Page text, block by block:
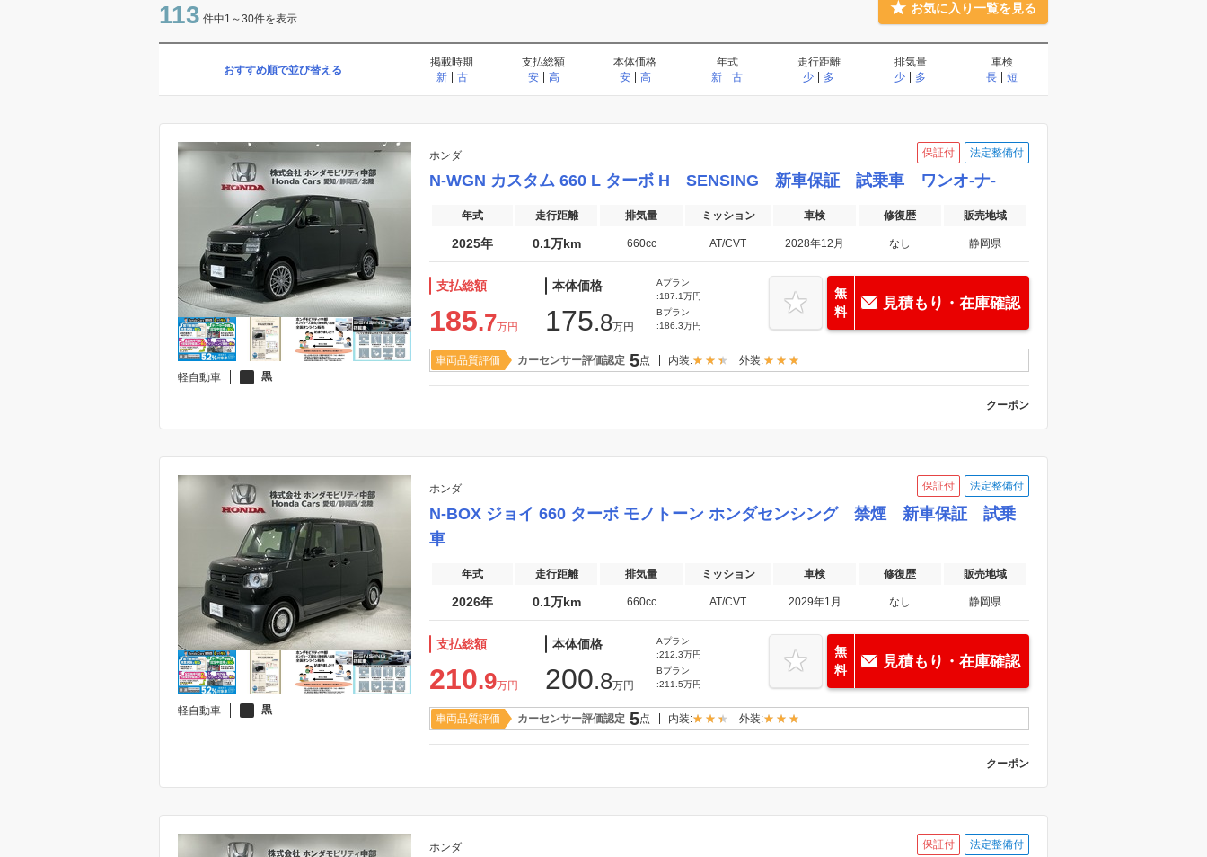
キーレスエントリー スマートキー パワーウィンドウ パワステ エアコン・クーラー
Wエアコン ディスチャージドランプ LEDヘッドライト 盗難防止装置
ABS 衝突被害軽減ブレーキ クルーズコントロール パーキングアシスト 横滑り防止装置
障害物センサー
フロントカメラ サイドカメラ
（360度カメラ）
シート関連
フルフラットシート 3列シート ウォークスルー シートヒーター
本革シート ベンチシート 電動シート
環境整備 アイドリングストップ エコカー減税対象車
その他
未登録車 登録(届出)済未使用車
113 件中1～30件を表示
お気に入り一覧を見る
おすすめ順で並び替える
掲載時期
新
古
支払総額
安
高
本体価格
安
高
年式
新
古
走行距離
少
多
排気量
少
多
車検
長
短
軽自動車 黒
ホンダ 保証付 法定整備付
N-WGN カスタム 660 L ターボ H SENSING 新車保証 試乗車 ワンオ-ナ-
年式 走行距離 排気量 ミッション 車検 修復歴 販売地域
2025年 0.1万km 660cc AT/CVT 2028年12月 なし 静岡県
支払総額
185.7万円
本体価格
175.8万円
Aプラン
:187.1万円
Bプラン
:186.3万円
無
料
見積もり・在庫確認
車両品質評価 カーセンサー評価認定 5点 内装: 外装:
クーポン
軽自動車 黒
ホンダ 保証付 法定整備付
N-BOX ジョイ 660 ターボ モノトーン ホンダセンシング 禁煙 新車保証 試乗
車
年式 走行距離 排気量 ミッション 車検 修復歴 販売地域
2026年 0.1万km 660cc AT/CVT 2029年1月 なし 静岡県
支払総額
210.9万円
本体価格
200.8万円
Aプラン
:212.3万円
Bプラン
:211.5万円
無
料
見積もり・在庫確認
車両品質評価 カーセンサー評価認定 5点 内装: 外装:
クーポン
ホンダ 保証付 法定整備付